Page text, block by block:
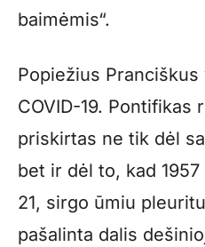
baimėmis“.
Popiežius
COVID-19. Pontifikas
priskirtas ne tik dėl
bet ir dėl to, kad
21, sirgo ūmiu
pašalinta dalis